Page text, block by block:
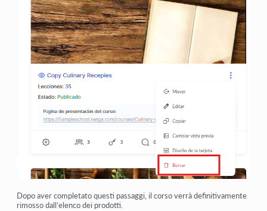
Dopo aver completato questi passaggi, il corso verrà definitivamente
rimosso dall’elenco dei prodotti.